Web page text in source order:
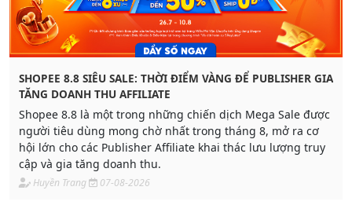
SHOPEE 8.8 SIÊU SALE: THỜI ĐIỂM VÀNG ĐỂ PUBLISHER GIA
TĂNG DOANH THU AFFILIATE
Shopee 8.8 là một trong những chiến dịch Mega Sale được
người tiêu dùng mong chờ nhất trong tháng 8, mở ra cơ
hội lớn cho các Publisher Affiliate khai thác lưu lượng truy
cập và gia tăng doanh thu.
Huyền Trang 07-08-2026